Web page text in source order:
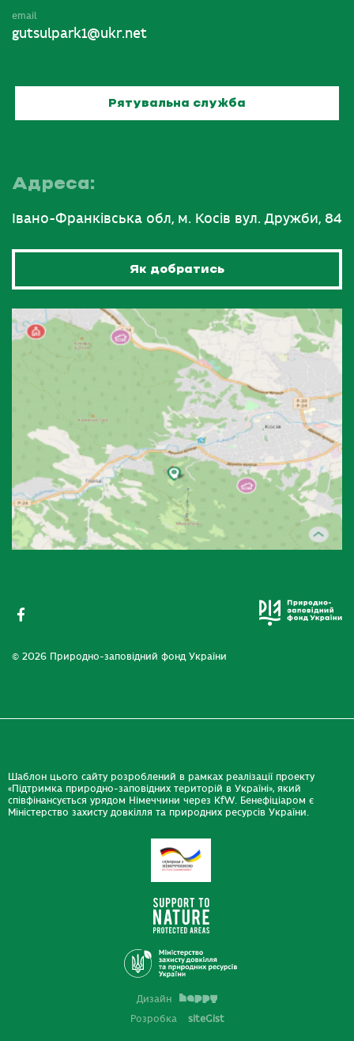
email
gutsulpark1@ukr.net
Рятувальна служба
Адреса:
Івано-Франківська обл, м. Косів вул. Дружби, 84
Як добратись
© 2026 Природно-заповідний фонд України
Шаблон цього сайту розроблений в рамках реалізації проекту
«Підтримка природно-заповідних територій в Україні», який
співфінансується урядом Німеччини через KfW. Бенефіціаром є
Міністерство захисту довкілля та природних ресурсів України.
Дизайн
Розробка
siteGist